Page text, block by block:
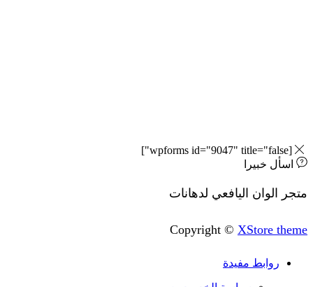
خبيرا
اليافعي لدهانات
Copyright ©
مفيدة